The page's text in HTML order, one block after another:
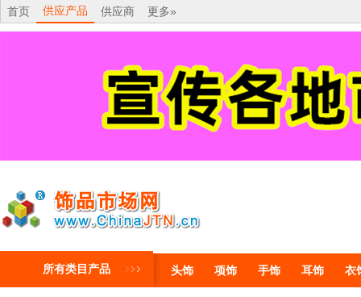
首页 供应产品 供应商 更多»
所有类目产品 头饰 项饰 手饰 耳饰 衣